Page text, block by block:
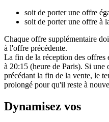
soit de porter une offre
soit de porter une offre à
Chaque offre supplémentaire
à l'offre précédente.
La fin de la réception des offres
à 20:15 (heure de Paris). Si une
précédant la fin de la vente, le
prolongé pour qu'il reste à
Dynamisez vos